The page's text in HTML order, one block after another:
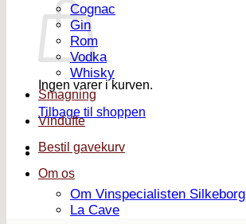
Ingen varer i kurven.
Tilbage til shoppen
Cognac
Gin
Rom
Vodka
Whisky
Smagning
Vindufte
Bestil gavekurv
Om os
Om Vinspecialisten Silkeborg
La Cave